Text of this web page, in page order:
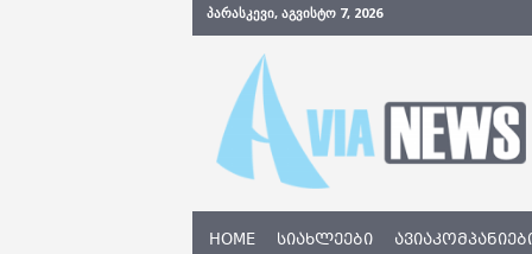
ᲞᲐᲠᲐᲡᲙᲔᲕᲘ, ᲐᲒᲕᲘᲡᲢᲝ 7, 2026
N
w
s
HOME ᲡᲘᲐᲮᲚᲔᲔᲑᲘ